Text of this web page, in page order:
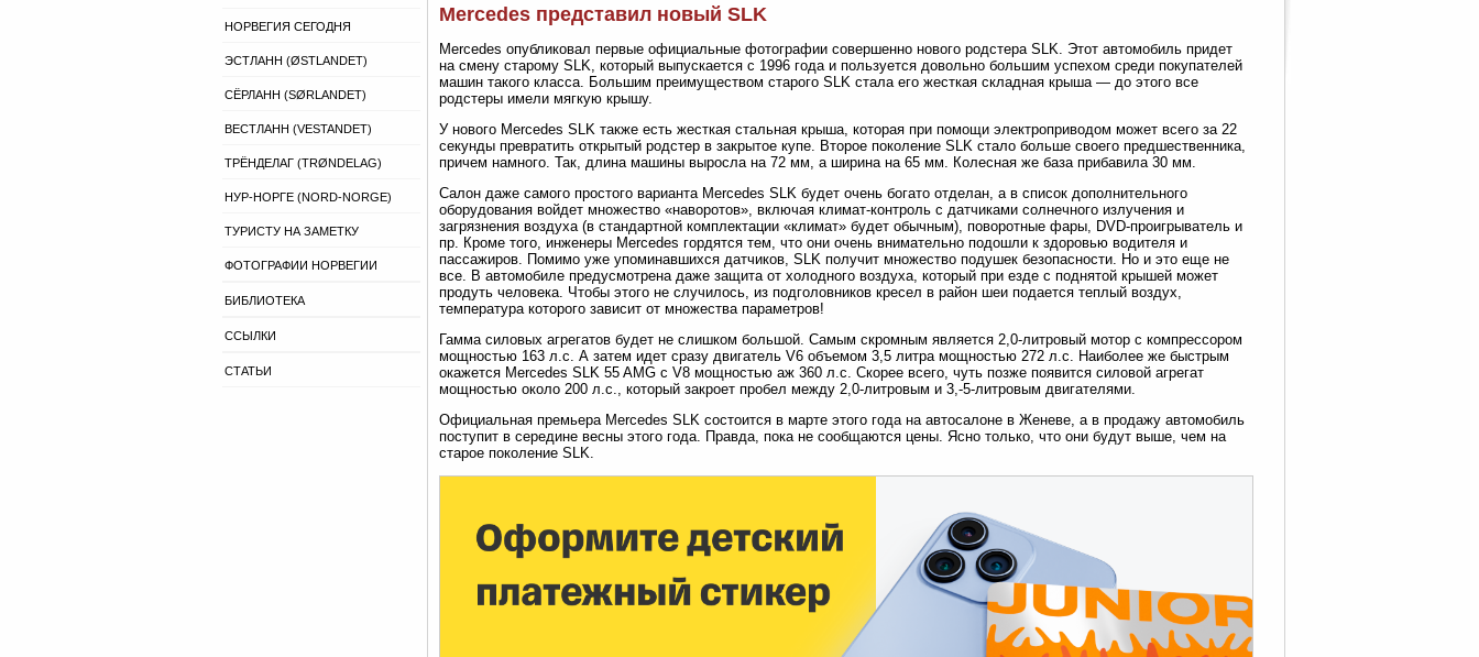
НОРВЕГИЯ СЕГОДНЯ
ЭСТЛАНН (ØSTLANDET)
СЁРЛАНН (SØRLANDET)
ВЕСТЛАНН (VESTANDET)
ТРЁНДЕЛАГ (TRØNDELAG)
НУР-НОРГЕ (NORD-NORGE)
ТУРИСТУ НА ЗАМЕТКУ
ФОТОГРАФИИ НОРВЕГИИ
БИБЛИОТЕКА
ССЫЛКИ
СТАТЬИ
Mercedes представил новый SLK
Mercedes опубликовал первые официальные фотографии совершенно нового родстера SLK. Этот автомобиль придет
на смену старому SLK, который выпускается с 1996 года и пользуется довольно большим успехом среди покупателей
машин такого класса. Большим преимуществом старого SLK стала его жесткая складная крыша — до этого все
родстеры имели мягкую крышу.
У нового Mercedes SLK также есть жесткая стальная крыша, которая при помощи электроприводом может всего за 22
секунды превратить открытый родстер в закрытое купе. Второе поколение SLK стало больше своего предшественника,
причем намного. Так, длина машины выросла на 72 мм, а ширина на 65 мм. Колесная же база прибавила 30 мм.
Салон даже самого простого варианта Mercedes SLK будет очень богато отделан, а в список дополнительного
оборудования войдет множество «наворотов», включая климат-контроль с датчиками солнечного излучения и
загрязнения воздуха (в стандартной комплектации «климат» будет обычным), поворотные фары, DVD-проигрыватель и
пр. Кроме того, инженеры Mercedes гордятся тем, что они очень внимательно подошли к здоровью водителя и
пассажиров. Помимо уже упоминавшихся датчиков, SLK получит множество подушек безопасности. Но и это еще не
все. В автомобиле предусмотрена даже защита от холодного воздуха, который при езде с поднятой крышей может
продуть человека. Чтобы этого не случилось, из подголовников кресел в район шеи подается теплый воздух,
температура которого зависит от множества параметров!
Гамма силовых агрегатов будет не слишком большой. Самым скромным является 2,0-литровый мотор с компрессором
мощностью 163 л.с. А затем идет сразу двигатель V6 объемом 3,5 литра мощностью 272 л.с. Наиболее же быстрым
окажется Mercedes SLK 55 AMG с V8 мощностью аж 360 л.с. Скорее всего, чуть позже появится силовой агрегат
мощностью около 200 л.с., который закроет пробел между 2,0-литровым и 3,-5-литровым двигателями.
Официальная премьера Mercedes SLK состоится в марте этого года на автосалоне в Женеве, а в продажу автомобиль
поступит в середине весны этого года. Правда, пока не сообщаются цены. Ясно только, что они будут выше, чем на
старое поколение SLK.